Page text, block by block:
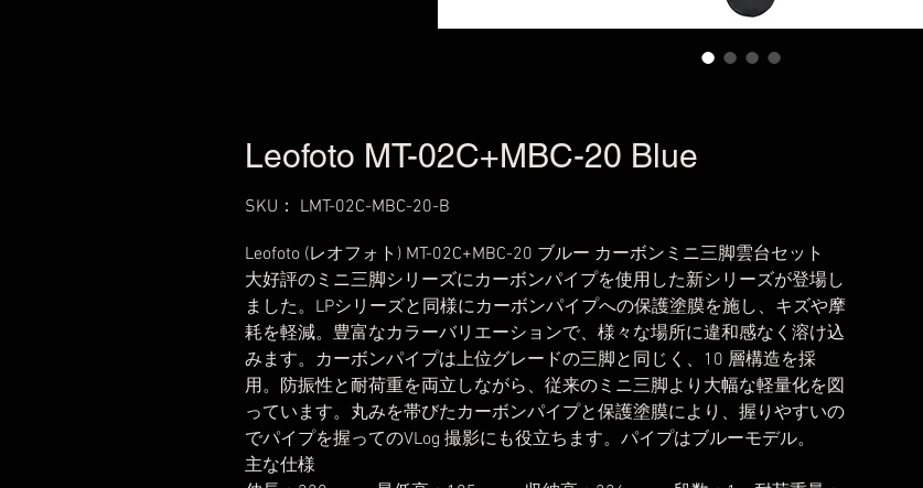
Leofoto MT-02C+MBC-20 Blue
SKU： LMT-02C-MBC-20-B
Leofoto (レオフォト) MT-02C+MBC-20 ブルー カーボンミニ三脚雲台セット
大好評のミニ三脚シリーズにカーボンパイプを使用した新シリーズが登場し
ました。LPシリーズと同様にカーボンパイプへの保護塗膜を施し、キズや摩
耗を軽減。豊富なカラーバリエーションで、様々な場所に違和感なく溶け込
みます。カーボンパイプは上位グレードの三脚と同じく、10 層構造を採
用。防振性と耐荷重を両立しながら、従来のミニ三脚より大幅な軽量化を図
っています。丸みを帯びたカーボンパイプと保護塗膜により、握りやすいの
でパイプを握ってのVLog 撮影にも役立ちます。パイプはブルーモデル。
主な仕様